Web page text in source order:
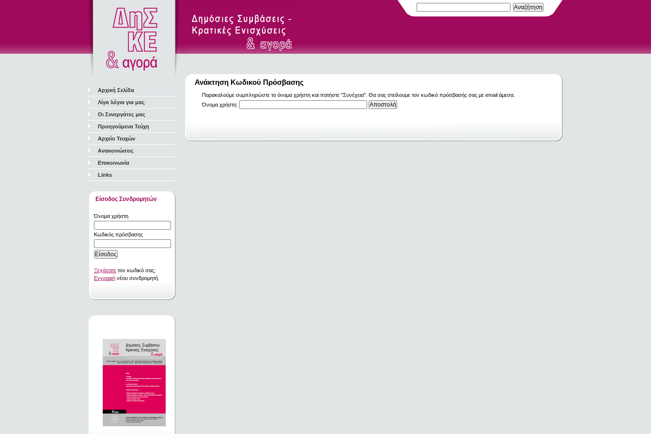
Αρχική Σελίδα
Λίγα λόγια για μας
Οι Συνεργάτες μας
Προηγούμενα Τεύχη
Αρχείο Τευχών
Ανακοινώσεις
Επικοινωνία
Links
Είσοδος Συνδρομητών
Όνομα χρήστη
Κωδικός πρόσβασης
Ξεχάσατε τον κωδικό σας;
Εγγραφή νέου συνδρομητή.
Ανάκτηση Κωδικού Πρόσβασης
Παρακαλούμε συμπληρώστε το όνομα χρήστη και πατήστε "Συνέχεια". Θα σας στείλουμε τον κωδικό πρόσβασής σας με email άμεσα.
Όνομα χρήστη: